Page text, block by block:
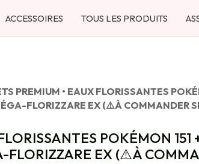
ACCESSOIRES TOUS LES PRODUITS
PREMIUM • EAUX FLORISSANTES
FLORIZZARE EX (⚠️À COMMANDER
POKÉMON
FLORIZZARE EX (⚠️À